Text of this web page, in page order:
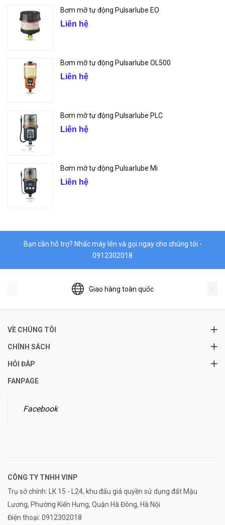
Bơm mỡ tự động Pulsarlube EO
Liên hệ
Bơm mỡ tự động Pulsarlube OL500
Liên hệ
Bơm mỡ tự động Pulsarlube PLC
Liên hệ
Bơm mỡ tự động Pulsarlube Mi
Liên hệ
Bạn cần hỗ trợ? Nhấc máy lên và gọi ngay cho chúng tôi -
0912302018
Giao hàng toàn quốc
VỀ CHÚNG TÔI
CHÍNH SÁCH
HỎI ĐÁP
FANPAGE
Facebook
CÔNG TY TNHH VINP
Trụ sở chính: LK 15 - L24, khu đấu giá quyền sử dụng đất Mậu
Lương, Phường Kiến Hưng, Quận Hà Đông, Hà Nội
Điện thoại: 0912302018